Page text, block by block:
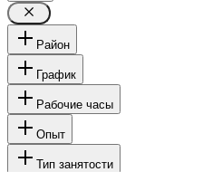
Район
График
Рабочие часы
Опыт
Тип занятости